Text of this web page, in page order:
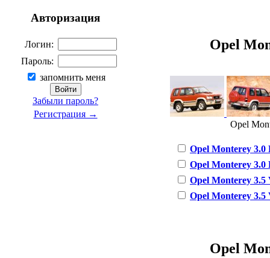
Авторизация
Логин:
Пароль:
запомнить меня
Забыли пароль?
Регистрация →
Opel
Opel
Opel Monterey 3.0
Opel Monterey 3.0
Opel Monterey 3.5
Opel Monterey 3.5
Opel